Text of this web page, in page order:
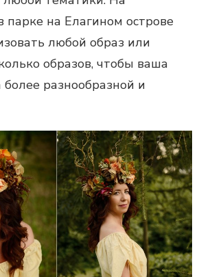
парке на Елагином острове
любой образ или
образов, чтобы ваша
разнообразной и